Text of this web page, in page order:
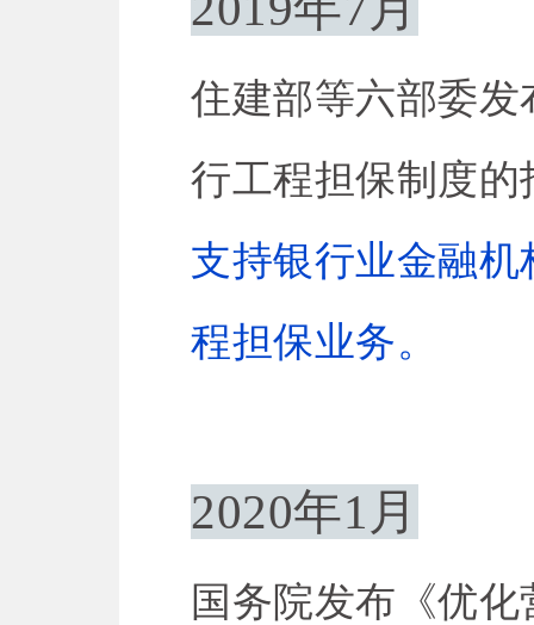
住建部等六部委
行工程担保制度的
支持银行业金融
程担保业务。
2020年1月
国务院发布《优